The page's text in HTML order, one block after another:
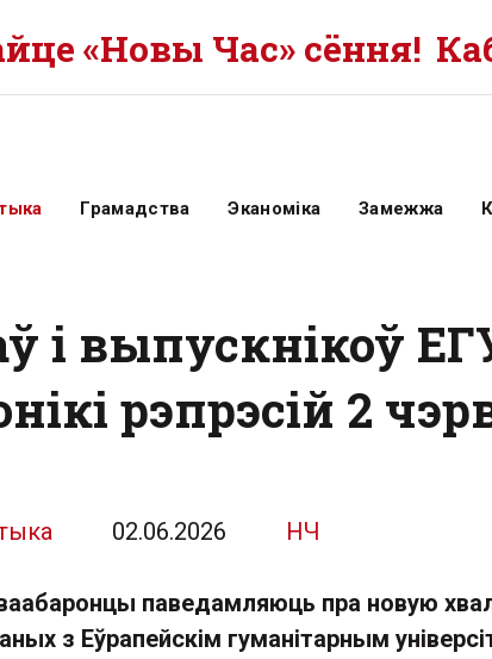
«Новы Час» сёння!
Грамадства Эканоміка Замежжа
і выпускнікоў
рэпрэсій 2
02.06.2026 НЧ
паведамляюць пра новую
з Еўрапейскім гуманітарным